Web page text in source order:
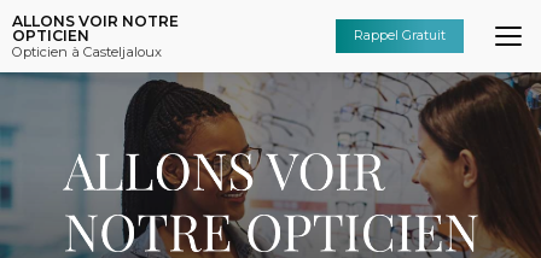
Aller
au
contenu
principal
ALLONS VOIR NOTRE
OPTICIEN
Opticien à Casteljaloux
Rappel Gratuit